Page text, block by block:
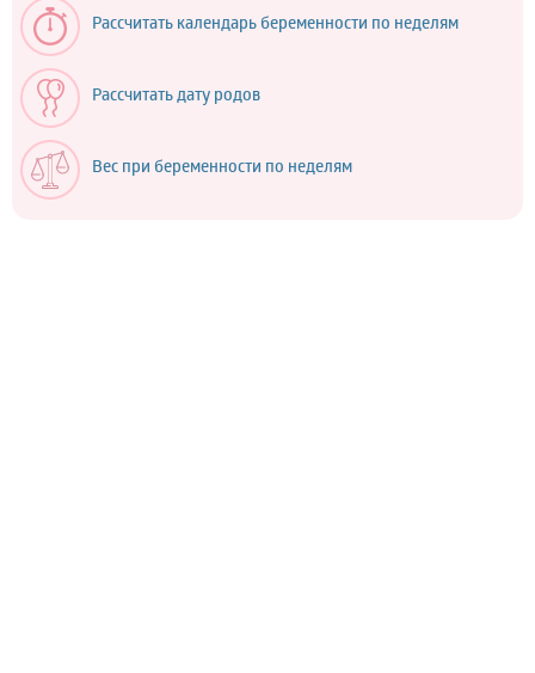
Рассчитать календарь беременности по неделям
Рассчитать дату родов
Вес при беременности по неделям